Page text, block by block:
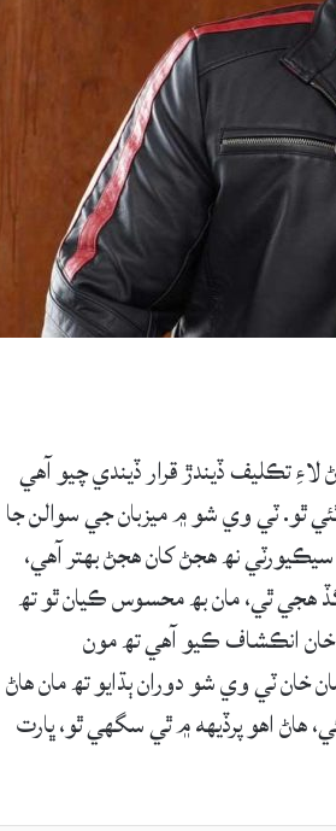
تڪليف ڏيندڙ قرار ڏيندي چيو آهي
ٿو. ٽي وي شو ۾ ميزبان جي سوالن جا
نھ هجڻ کان هجڻ بهتر آهي،
هجي ٿي، مان بھ محسوس ڪيان ٿو تھ
انڪشاف ڪيو آهي تھ مون
خان ٽي وي شو دوران ٻڌايو تھ مان هاڻ
هاڻ اهو پرڏيهه ۾ ٿي سگهي ٿو، ڀارت